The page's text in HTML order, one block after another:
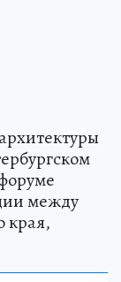
между
края,